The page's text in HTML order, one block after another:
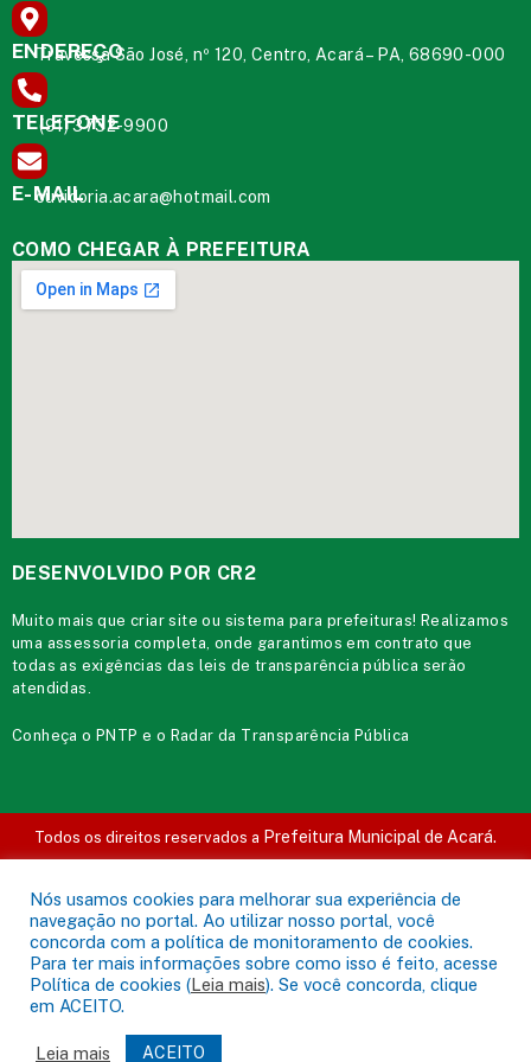
ENDEREÇO
Travessa São José, nº 120, Centro, Acará – PA, 68690-000
TELEFONE
(91) 3732-9900
E-MAIL
ouvidoria.acara@hotmail.com
COMO CHEGAR À PREFEITURA
DESENVOLVIDO POR CR2
Muito mais quecriar site ou sistema para prefeituras! Realizamos
uma assessoria completa, onde garantimos em contrato que
todas as exigências das leis de transparência pública serão
atendidas.
Conheça oPNTP e o Radar da Transparência Pública
Todos os direitos reservados a Prefeitura Municipal de Acará.
Nós usamos cookies para melhorar sua experiência de
navegação no portal. Ao utilizar nosso portal, você
concorda com a política de monitoramento de cookies.
Para ter mais informações sobre como isso é feito, acesse
Política de cookies (Leia mais). Se você concorda, clique
em ACEITO.
Leia mais ACEITO